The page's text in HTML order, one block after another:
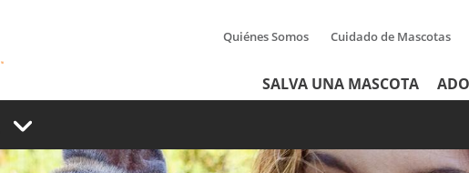
Tertiary
Menu
Quiénes Somos Cuidado de Mascotas
Header
Menu
SALVA UNA MASCOTA